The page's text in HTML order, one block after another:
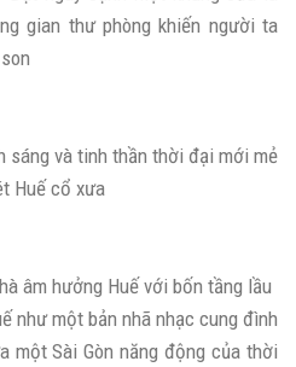
gian thư phòng khiến người ta
sáng và tinh thần thời đại mới mẻ
Huế cổ xưa
âm hưởng Huế với bốn tầng lầu
như một bản nhã nhạc cung đình
một Sài Gòn năng động của thời